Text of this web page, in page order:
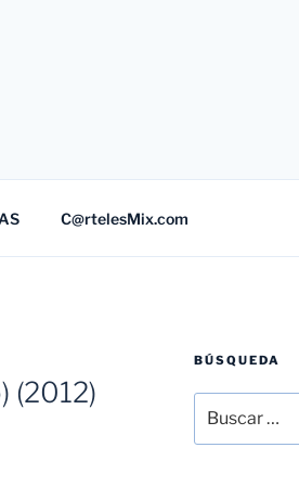
C@rtelesMix.com
(2012)
BÚSQUEDA
por: